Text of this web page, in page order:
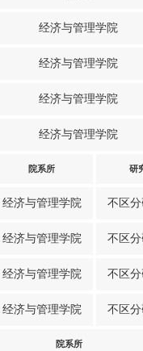
经济与管理学院
经济与管理学院
经济与管理学院
经济与管理学院
院系所 研
经济与管理学院 不区
经济与管理学院 不区
经济与管理学院 不区
经济与管理学院 不区
院系所